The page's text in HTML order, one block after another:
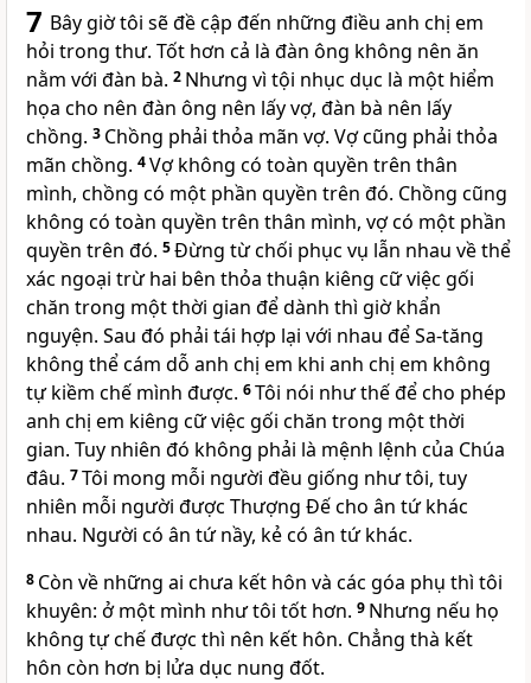
7 Bây giờ tôi sẽ đề cập đến những điều anh chị em
hỏi trong thư. Tốt hơn cả là đàn ông không nên ăn
nằm với đàn bà. 2 Nhưng vì tội nhục dục là một hiểm
họa cho nên đàn ông nên lấy vợ, đàn bà nên lấy
chồng. 3 Chồng phải thỏa mãn vợ. Vợ cũng phải thỏa
mãn chồng. 4Vợ không có toàn quyền trên thân
mình, chồng có một phần quyền trên đó. Chồng cũng
không có toàn quyền trên thân mình, vợ có một phần
quyền trên đó. 5Đừng từ chối phục vụ lẫn nhau về thể
xác ngoại trừ hai bên thỏa thuận kiêng cữ việc gối
chăn trong một thời gian để dành thì giờ khẩn
nguyện. Sau đó phải tái hợp lại với nhau để Sa-tăng
không thể cám dỗ anh chị em khi anh chị em không
tự kiềm chế mình được. 6Tôi nói như thế để cho phép
anh chị em kiêng cữ việc gối chăn trong một thời
gian. Tuy nhiên đó không phải là mệnh lệnh của Chúa
đâu. 7Tôi mong mỗi người đều giống như tôi, tuy
nhiên mỗi người được Thượng Đế cho ân tứ khác
nhau. Người có ân tứ nầy, kẻ có ân tứ khác.
8 Còn về những ai chưa kết hôn và các góa phụ thì tôi
khuyên: ở một mình như tôi tốt hơn. 9 Nhưng nếu họ
không tự chế được thì nên kết hôn. Chẳng thà kết
hôn còn hơn bị lửa dục nung đốt.